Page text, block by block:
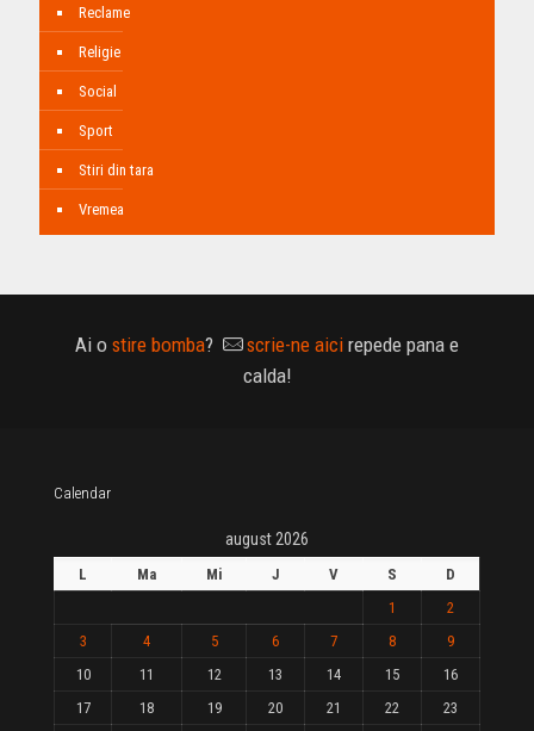
Reclame
Religie
Social
Sport
Stiri din tara
Vremea
Ai o stire bomba? scrie-ne aici repede pana e
calda!
Calendar
august 2026
L Ma Mi J V S
D
1
2
3
4 5 6 7 8
9
10
11 12 13 14 15
16
17
18 19 20 21 22
23